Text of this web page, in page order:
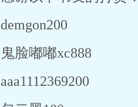
demgon200
鬼脸嘟嘟xc888
aaa1112369200